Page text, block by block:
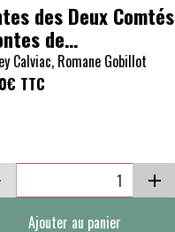
des Deux Comtés
de
Calviac, Romane Gobillot
TTC
Ajouter au panier